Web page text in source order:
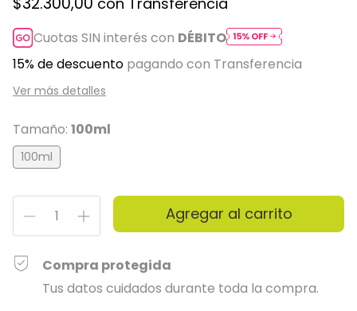
Cuotas SIN interés con DÉBITO
15% de descuento pagando con Transferencia
Ver más detalles
Tamaño: 100ml
100ml
Compra protegida
Tus datos cuidados durante toda la compra.